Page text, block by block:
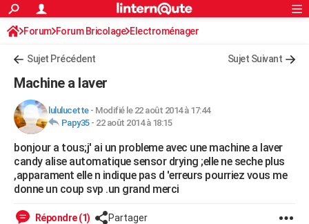
ACTUALITÉS
Politique
Société
Faits Divers
Education
Monde
Villes
+
FINANCE
Retraite
Impôts
Epargne
Immobilier
Risques naturels par ville
Banque
Assurance
Crédit
AUTO
Essais
Réserver un essai
Citadines
Berlines
SUV
Forum auto
+HIGH-TECH
Mobiles
Meilleur smartphone
Internet
Ordinateurs
Jeux vidéo
Guide high-tech
+BRICOLAGE
Forum
Aménagement intérieur
Extérieur
Cuisine
Salle de bains
Jardinage
Rangement
WEEK-END
S'inscrire
Connexion
Forum Forum Bricolage Electroménager
Sujet Précédent Sujet Suivant
Machine a laver
lululucette- Modifié le 22 août 2014 à 17:44
Papy35- 22 août 2014 à 18:15
bonjour a tous;j' ai un probleme avec une machine a laver
candy alise automatique sensor drying ;elle ne seche plus
,apparament elle n indique pas d 'erreurs pourriez vous me
donne un coup svp .un grand merci
Répondre (1) Partager